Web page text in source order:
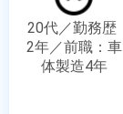
20代／勤務歴
2年／前職：車
体製造4年